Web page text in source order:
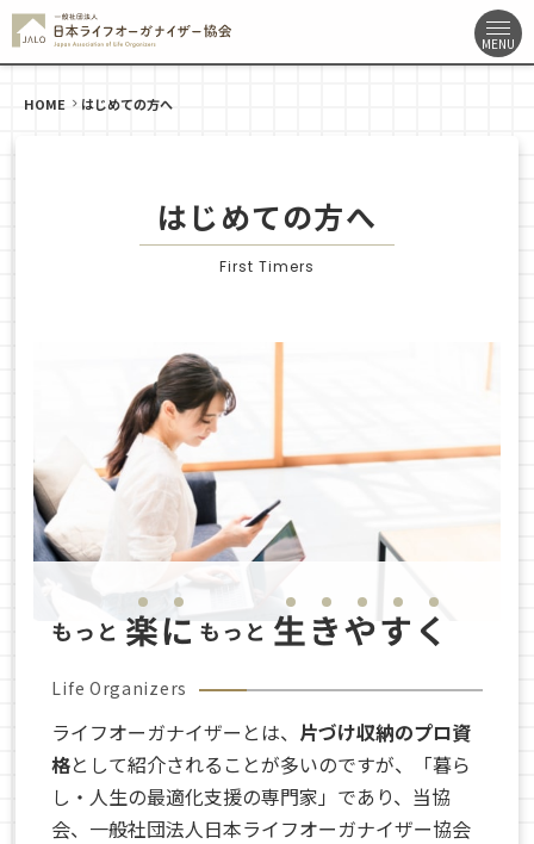
HOME はじめての方へ
はじめての方へ
First Timers
Life Organizers
ライフオーガナイザーとは、 片づけ収納のプロ資
格として紹介されることが多いのですが、「暮ら
し・人生の最適化支援の専門家」であり、当協
会、一般社団法人日本ライフオーガナイザー協会